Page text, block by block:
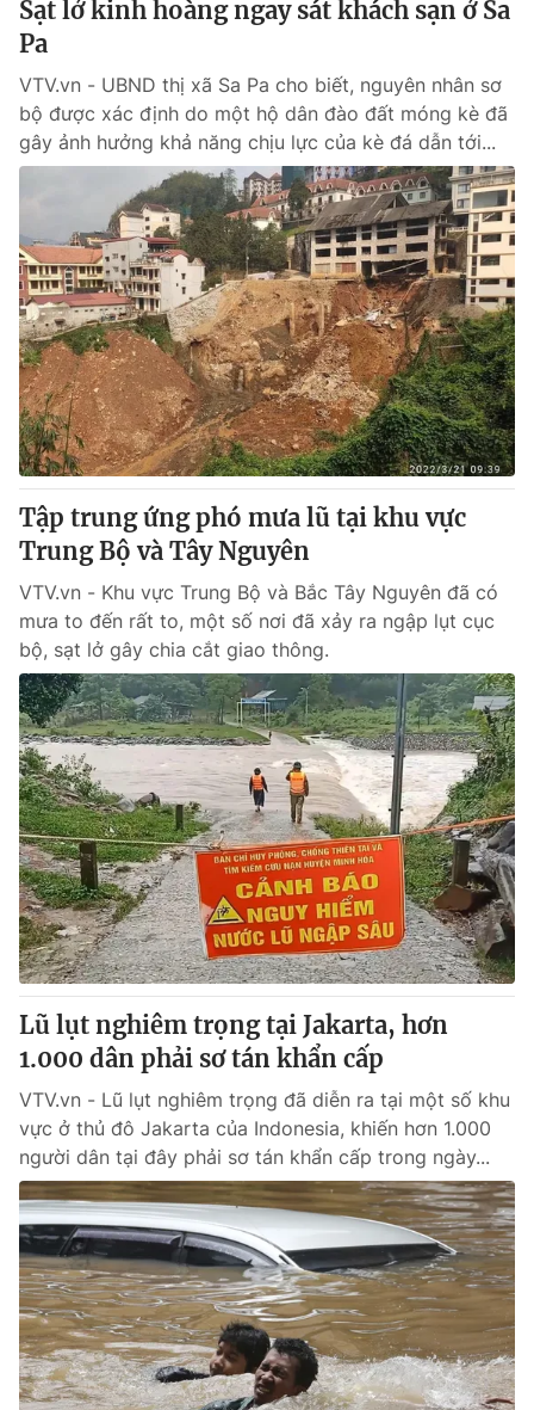
Sạt lở kinh hoàng ngay sát khách sạn ở Sa
Pa
VTV.vn - UBND thị xã Sa Pa cho biết, nguyên nhân sơ
bộ được xác định do một hộ dân đào đất móng kè đã
gây ảnh hưởng khả năng chịu lực của kè đá dẫn tới...
Tập trung ứng phó mưa lũ tại khu vực
Trung Bộ và Tây Nguyên
VTV.vn - Khu vực Trung Bộ và Bắc Tây Nguyên đã có
mưa to đến rất to, một số nơi đã xảy ra ngập lụt cục
bộ, sạt lở gây chia cắt giao thông.
Lũ lụt nghiêm trọng tại Jakarta, hơn
1.000 dân phải sơ tán khẩn cấp
VTV.vn - Lũ lụt nghiêm trọng đã diễn ra tại một số khu
vực ở thủ đô Jakarta của Indonesia, khiến hơn 1.000
người dân tại đây phải sơ tán khẩn cấp trong ngày...